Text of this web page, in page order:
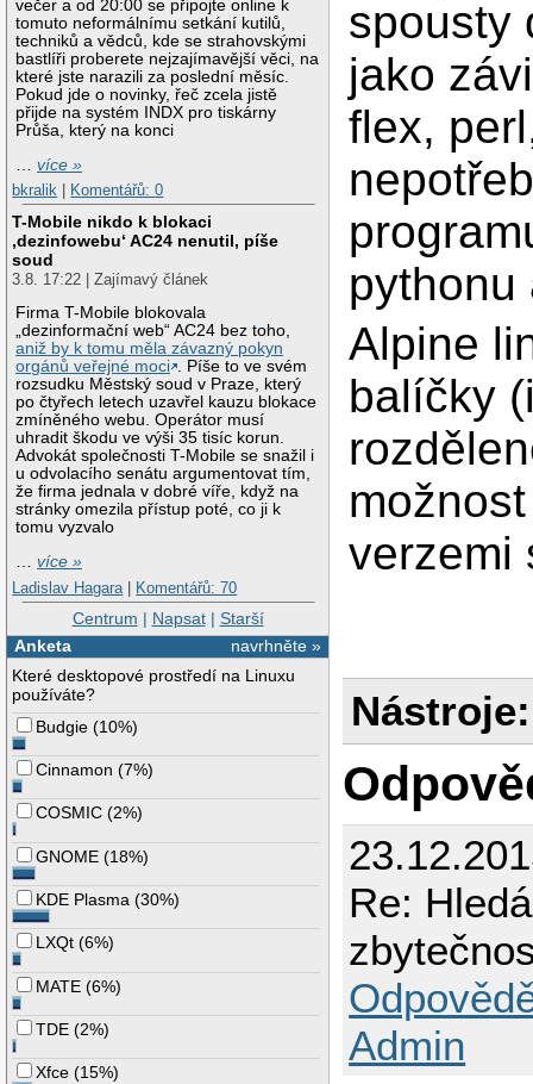
večer a od 20:00 se připojte online k
tomuto neformálnímu setkání kutilů,
techniků a vědců, kde se strahovskými
bastlíři proberete nejzajímavější věci, na
které jste narazili za poslední měsíc.
Pokud jde o novinky, řeč zcela jistě
přijde na systém INDX pro tiskárny
Průša, který na konci
…více »
bkralik
Komentářů: 0
T-Mobile nikdo k blokaci
‚dezinfowebu‘ AC24 nenutil, píše
soud
3.8. 17:22 | Zajímavý článek
Firma T-Mobile blokovala
„dezinformační web“ AC24 bez toho,
aniž by k tomu měla závazný pokyn
orgánů veřejné moci . Píše to ve svém
rozsudku Městský soud v Praze, který
po čtyřech letech uzavřel kauzu blokace
zmíněného webu. Operátor musí
uhradit škodu ve výši 35 tisíc korun.
Advokát společnosti T-Mobile se snažil i
u odvolacího senátu argumentovat tím,
že firma jednala v dobré víře, když na
stránky omezila přístup poté, co ji k
tomu vyzvalo
…více »
Ladislav Hagara | Komentářů: 70
Centrum | Napsat| Starší
navrhněte »
Anketa
Které desktopové prostředí na Linuxu
používáte?
Budgie (10%)
Cinnamon (7%)
COSMIC (2%)
GNOME (18%)
KDE Plasma (30%)
LXQt (6%)
MATE (6%)
TDE (2%)
Xfce (15%)
spousty
jako
flex,
pythonu
Alpine
balíčky
verzemi
Nástroje:
Re:
Admin